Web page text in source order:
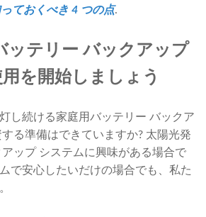
ておくべき 4 つの点.
ッテリー バックアップ
を開始しましょう
し続ける家庭用バッテリー バックア
る準備はできていますか? 太陽光発
ップ システムに興味がある場合で
で安心したいだけの場合でも、私た